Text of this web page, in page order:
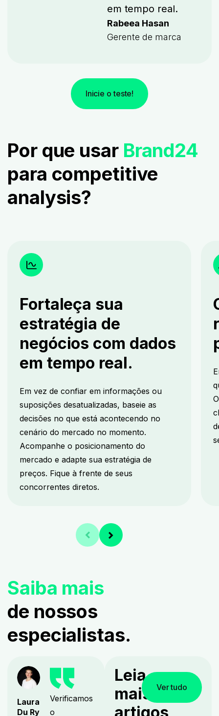
em tempo real.
Rabeea Hasan
Gerente de marca
Inicie o teste!
Por que usar Brand24
para competitive
analysis?
Fortaleça sua
estratégia de
negócios com dados
em tempo real.
Em vez de confiar em informações ou
suposições desatualizadas, baseie as
decisões no que está acontecendo no
cenário do mercado no momento.
Acompanhe o posicionamento do
mercado e adapte sua estratégia de
preços. Fique à frente de seus
concorrentes diretos.
Saiba mais
de nossos
especialistas.
Laura
Du Ry
Verificamos
o
Leia
mais
Ver tudo